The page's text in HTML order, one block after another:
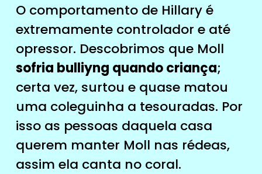
O comportamento de Hillary é
extremamente controlador e até
opressor. Descobrimos que Moll
sofria bulliyng quando criança;
certa vez, surtou e quase matou
uma coleguinha a tesouradas. Por
isso as pessoas daquela casa
querem manter Moll nas rédeas,
assim ela canta no coral.